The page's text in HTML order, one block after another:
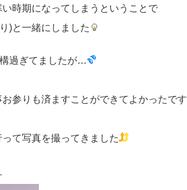
時期になってしまうということで
)と一緒にしました
過ぎてましたが…
参りも済ますことができてよかったです
て写真を撮ってきました